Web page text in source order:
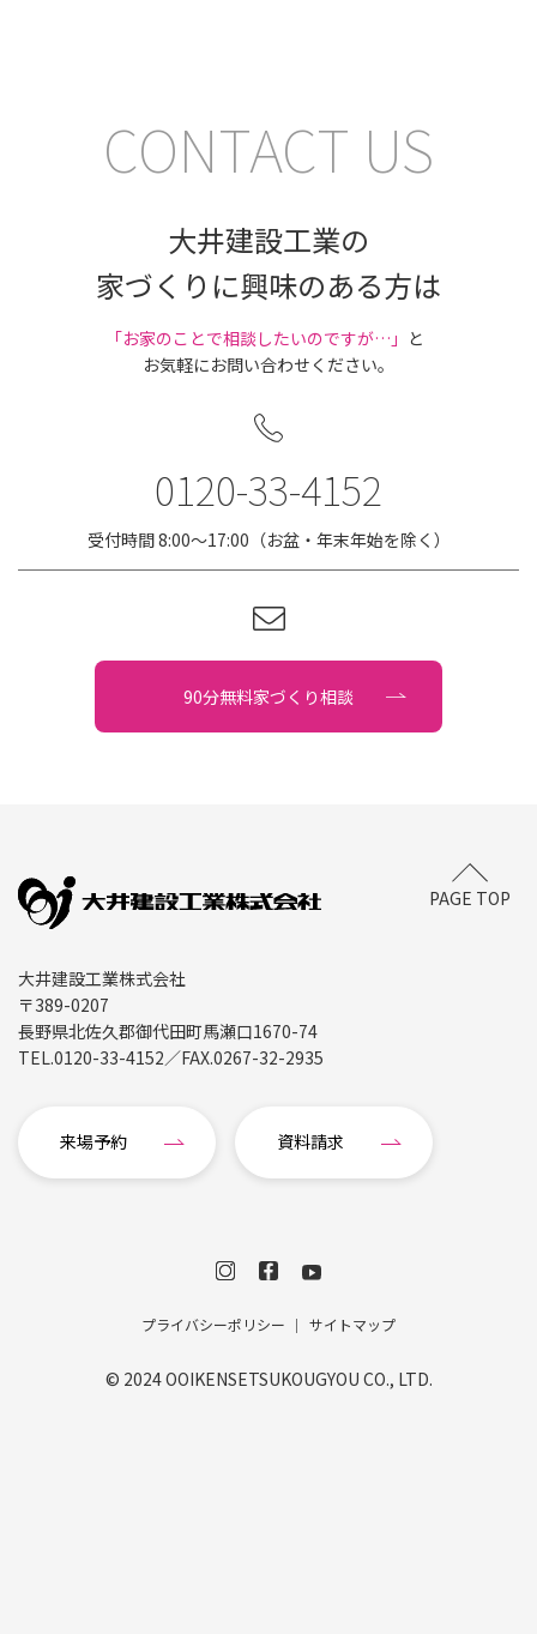
CONTACT US
大井建設工業の
家づくりに興味のある方は
｢お家のことで相談したいのですが…」 と
お気軽にお問い合わせください。
0120-33-4152
受付時間 8:00〜17:00（お盆・年末年始を除く）
90分無料家づくり相談
PAGE TOP
大井建設工業株式会社
〒389-0207
長野県北佐久郡御代田町馬瀬口1670-74
TEL.0120-33-4152／FAX.0267-32-2935
来場予約 資料請求
プライバシーポリシー サイトマップ
© 2024 OOIKENSETSUKOUGYOU CO., LTD.